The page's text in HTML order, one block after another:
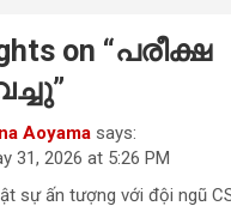
on “പരീക്ഷ
”
Aoyama says:
31, 2026 at 5:26 PM
sự ấn tượng với đội ngũ